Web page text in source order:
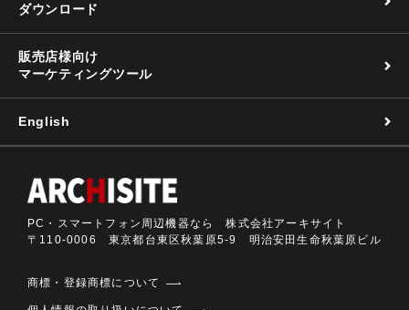
ダウンロード
販売店様向け
マーケティングツール
English
PC・スマートフォン周辺機器なら 株式会社アーキサイト
〒110-0006 東京都台東区秋葉原5-9 明治安田生命秋葉原ビル
商標・登録商標について